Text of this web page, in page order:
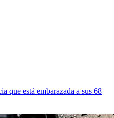
que está embarazada a sus 68